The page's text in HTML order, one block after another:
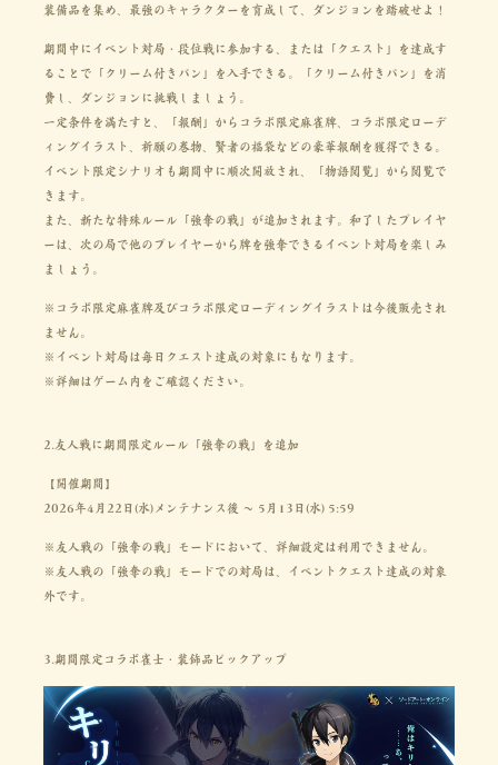
装備品を集め、最強のキャラクターを育成して、ダンジョンを踏破せよ！
期間中にイベント対局・段位戦に参加する、または「クエスト」を達成す
ることで「クリーム付きパン」を入手できる。「クリーム付きパン」を消
費し、ダンジョンに挑戦しましょう。
一定条件を満たすと、「報酬」からコラボ限定麻雀牌、コラボ限定ローデ
ィングイラスト、祈願の巻物、賢者の福袋などの豪華報酬を獲得できる。
イベント限定シナリオも期間中に順次開放され、「物語閲覧」から閲覧で
きます。
また、新たな特殊ルール「強奪の戦」が追加されます。和了したプレイヤ
ーは、次の局で他のプレイヤーから牌を強奪できるイベント対局を楽しみ
ましょう。
※コラボ限定麻雀牌及びコラボ限定ローディングイラストは今後販売され
ません。
※イベント対局は毎日クエスト達成の対象にもなります。
※詳細はゲーム内をご確認ください。
2.友人戦に期間限定ルール「強奪の戦」を追加
【開催期間】
2026年4月22日(水)メンテナンス後 ～ 5月13日(水) 5:59
※友人戦の「強奪の戦」モードにおいて、詳細設定は利用できません。
※友人戦の「強奪の戦」モードでの対局は、イベントクエスト達成の対象
外です。
3.期間限定コラボ雀士・装飾品ピックアップ